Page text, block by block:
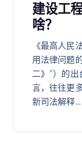
建设工
啥？
《最高人民
用法律问题
二》”）的
言，往往更
新司法解释…